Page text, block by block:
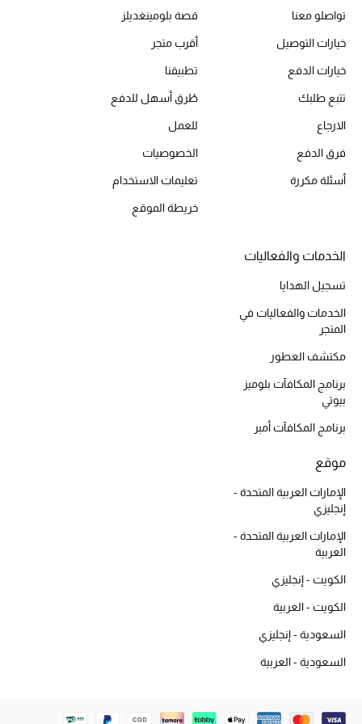
الموسم الجديد
دليل ملتزمات الحقائب
حقائب الأطفال
أبرز الحقائب
تسوقوا الحقائب
الموسم الجديد
الأحذية الرجالية
أحذية للأطفال
تواصلو معنا
خيارات التوصيل
خيارات الدفع
تتبع طلبك
الارجاع
فرق الدفع
أسئلة مكررة
قصة بلومينغديلز
أقرب متجر
تطبيقنا
طُرق أسهل للدفع
للعمل
الخصوصيات
تعليمات الاستخدام
خريطة الموقع
الخدمات والفعاليات
تسجيل الهدايا
الخدمات والفعاليات في
المتجر
مكتشف العطور
برنامج المكافآت بلوميز
بيوتي
برنامج المكافآت أمبر
موقع
الإمارات العربية المتحدة -
إنجليزي
الإمارات العربية المتحدة -
العربية
الكويت - إنجليزي
الكويت - العربية
السعودية - إنجليزي
السعودية - العربية